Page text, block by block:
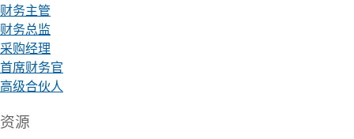
财务主管
财务总监
采购经理
首席财务官
高级合伙人
资源